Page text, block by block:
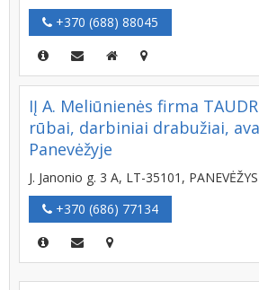
+370 (688) 88045
IĮ A. Meliūnienės firma
rūbai, darbiniai drabužiai,
Panevėžyje
J. Janonio g. 3 A, LT-35101, PANEVĖŽYS
+370 (686) 77134